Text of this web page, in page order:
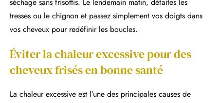
tresses ou le chignon et passez simplement vos doigts dans
vos cheveux pour redéfinir les boucles.
Éviter la chaleur excessive pour des
cheveux frisés en bonne santé
La chaleur excessive est l’une des principales causes de